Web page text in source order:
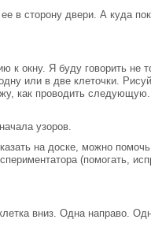
в сторону двери. А куда
к окну. Я буду говорить не
или в две клеточки.
как проводить
узоров.
на доске, можно
(помогать,
вниз. Одна направо.